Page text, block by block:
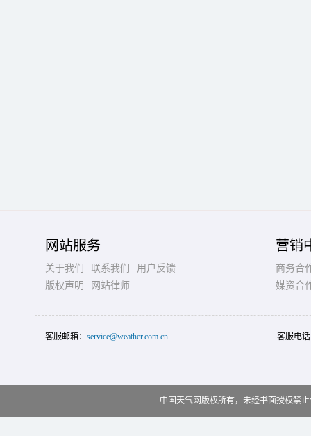
网站服务
关于我们 联系我们
用户反馈
版权声明
网站律师
营销
商务合
媒资合
客服邮箱： service@weather.com.cn 客服电
中国天气网版权所有，未经书面授权